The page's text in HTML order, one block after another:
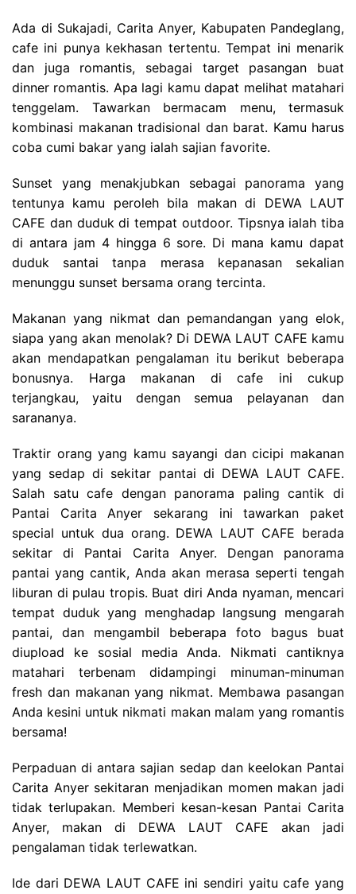
Ada di Sukajadi, Carita Anyer, Kabupaten Pandeglang,
cafe ini punya kekhasan tertentu. Tempat ini menarik
dan juga romantis, sebagai target pasangan buat
dinner romantis. Apa lagi kamu dapat melihat matahari
tenggelam. Tawarkan bermacam menu, termasuk
kombinasi makanan tradisional dan barat. Kamu harus
coba cumi bakar yang ialah sajian favorite.
Sunset yang menakjubkan sebagai panorama yang
tentunya kamu peroleh bila makan di DEWA LAUT
CAFE dan duduk di tempat outdoor. Tipsnya ialah tiba
di antara jam 4 hingga 6 sore. Di mana kamu dapat
duduk santai tanpa merasa kepanasan sekalian
menunggu sunset bersama orang tercinta.
Makanan yang nikmat dan pemandangan yang elok,
siapa yang akan menolak? Di DEWA LAUT CAFE kamu
akan mendapatkan pengalaman itu berikut beberapa
bonusnya. Harga makanan di cafe ini cukup
terjangkau, yaitu dengan semua pelayanan dan
sarananya.
Traktir orang yang kamu sayangi dan cicipi makanan
yang sedap di sekitar pantai di DEWA LAUT CAFE.
Salah satu cafe dengan panorama paling cantik di
Pantai Carita Anyer sekarang ini tawarkan paket
special untuk dua orang. DEWA LAUT CAFE berada
sekitar di Pantai Carita Anyer. Dengan panorama
pantai yang cantik, Anda akan merasa seperti tengah
liburan di pulau tropis. Buat diri Anda nyaman, mencari
tempat duduk yang menghadap langsung mengarah
pantai, dan mengambil beberapa foto bagus buat
diupload ke sosial media Anda. Nikmati cantiknya
matahari terbenam didampingi minuman-minuman
fresh dan makanan yang nikmat. Membawa pasangan
Anda kesini untuk nikmati makan malam yang romantis
bersama!
Perpaduan di antara sajian sedap dan keelokan Pantai
Carita Anyer sekitaran menjadikan momen makan jadi
tidak terlupakan. Memberi kesan-kesan Pantai Carita
Anyer, makan di DEWA LAUT CAFE akan jadi
pengalaman tidak terlewatkan.
Ide dari DEWA LAUT CAFE ini sendiri yaitu cafe yang